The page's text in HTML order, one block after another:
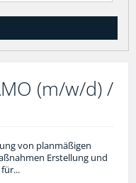
(m/w/d) /
von planmäßigen
Erstellung und